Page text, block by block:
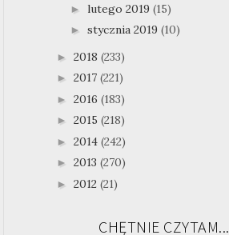
► lutego 2019 (15)
► stycznia 2019 (10)
► 2018 (233)
► 2017 (221)
► 2016 (183)
► 2015 (218)
► 2014 (242)
► 2013 (270)
► 2012 (21)
CHĘTNIE CZYTAM...